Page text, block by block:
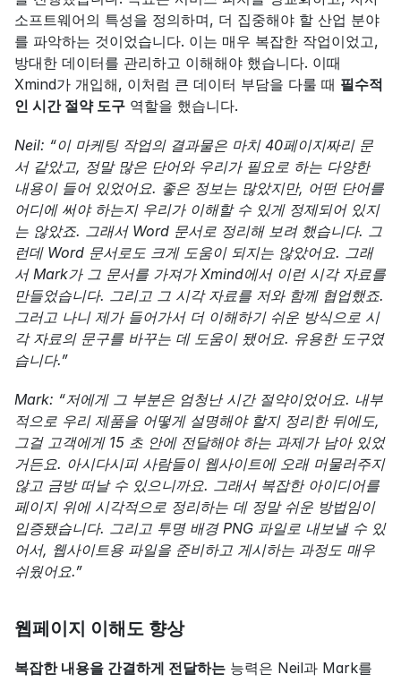
소프트웨어의 특성을 정의하며, 더 집중해야 할 산업 분야
를 파악하는 것이었습니다. 이는 매우 복잡한 작업이었고,
방대한 데이터를 관리하고 이해해야 했습니다. 이때
Xmind가 개입해, 이처럼 큰 데이터 부담을 다룰 때 필수적
인 시간 절약 도구 역할을 했습니다.
Neil: “이 마케팅 작업의 결과물은 마치 40페이지짜리 문
서 같았고, 정말 많은 단어와 우리가 필요로 하는 다양한
내용이 들어 있었어요. 좋은 정보는 많았지만, 어떤 단어를
어디에 써야 하는지 우리가 이해할 수 있게 정제되어 있지
는 않았죠. 그래서 Word 문서로 정리해 보려 했습니다. 그
런데 Word 문서로도 크게 도움이 되지는 않았어요. 그래
서 Mark가 그 문서를 가져가 Xmind에서 이런 시각 자료를
만들었습니다. 그리고 그 시각 자료를 저와 함께 협업했죠.
그러고 나니 제가 들어가서 더 이해하기 쉬운 방식으로 시
각 자료의 문구를 바꾸는 데 도움이 됐어요. 유용한 도구였
습니다.”
Mark: “저에게 그 부분은 엄청난 시간 절약이었어요. 내부
적으로 우리 제품을 어떻게 설명해야 할지 정리한 뒤에도,
그걸 고객에게 15 초 안에 전달해야 하는 과제가 남아 있었
거든요. 아시다시피 사람들이 웹사이트에 오래 머물러주지
않고 금방 떠날 수 있으니까요. 그래서 복잡한 아이디어를
페이지 위에 시각적으로 정리하는 데 정말 쉬운 방법임이
입증됐습니다. 그리고 투명 배경 PNG 파일로 내보낼 수 있
어서, 웹사이트용 파일을 준비하고 게시하는 과정도 매우
쉬웠어요.”
웹페이지 이해도 향상
복잡한 내용을 간결하게 전달하는 능력은 Neil과 Mark를